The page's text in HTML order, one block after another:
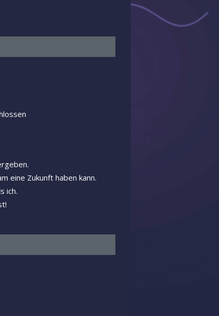
eine Zukunft haben kann.
ich.